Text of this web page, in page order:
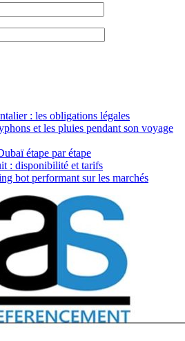
: les obligations légales
et les pluies pendant son voyage
étape par étape
: disponibilité et tarifs
bot performant sur les marchés